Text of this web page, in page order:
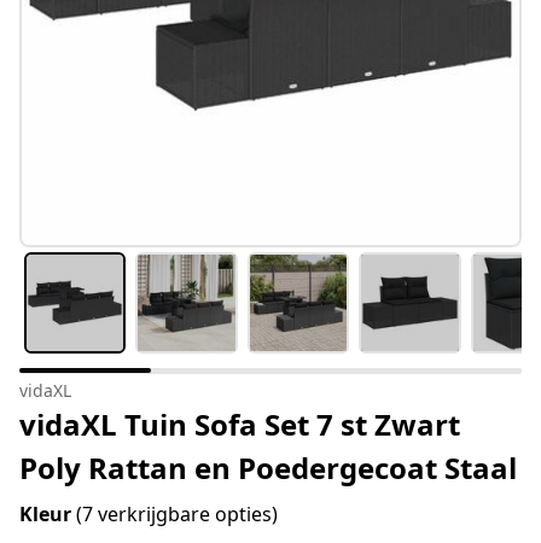
vidaXL
vidaXL Tuin Sofa Set 7 st Zwart
Poly Rattan en Poedergecoat Staal
Kleur(7 verkrijgbare opties)